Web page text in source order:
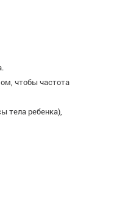
чтобы частота
тела ребенка),